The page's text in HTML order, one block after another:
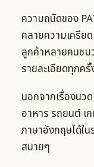
ความถนัดของ
คลายความเครีย
ลูกค้าหลายคนชม
รายละเอียดทุกครั้
นอกจากเรื่องนว
อาหาร รถยนต์ เ
ภาษาอังกฤษได้ใ
สบายๆ